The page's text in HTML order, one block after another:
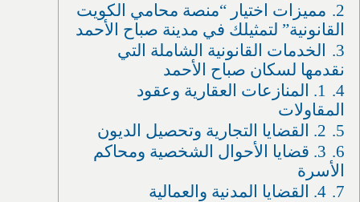
2.
مميزات اختيار “منصة محامي الكويت
القانونية” لتمثيلك في مدينة صباح الأحمد
3.
الخدمات القانونية الشاملة التي
نقدمها لسكان صباح الأحمد
4.
1. المنازعات العقارية وعقود
المقاولات
5.
2. القضايا التجارية وتحصيل الديون
6.
3. قضايا الأحوال الشخصية ومحاكم
الأسرة
7. 4. القضايا المدنية والعمالية